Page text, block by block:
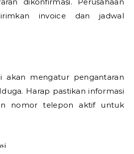
invoice dan jadwal
akan mengatur pengantaran
Harap pastikan informasi
nomor telepon aktif untuk